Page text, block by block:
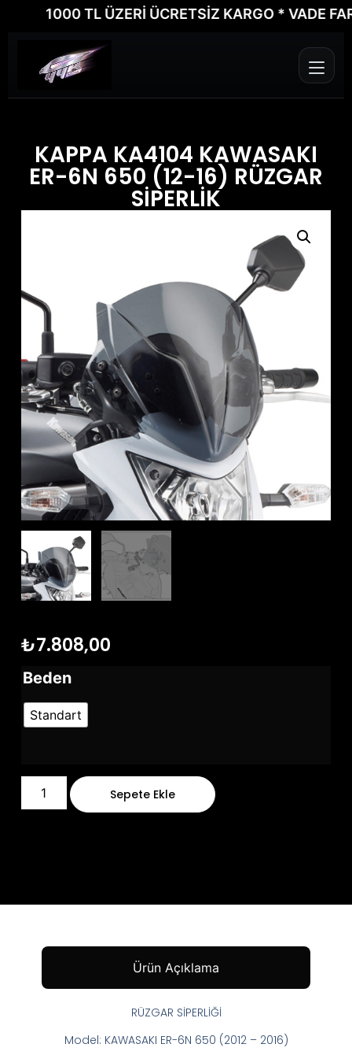
1000 TL ÜZERİ ÜCRETSİZ KARGO * VADE
KAPPA KA4104 KAWASAKI
ER-6N 650 (12-16) RÜZGAR
SİPERLİK
₺7.808,00
Beden
Standart
Sepete Ekle
Ürün Açıklama
RÜZGAR SİPERLİĞİ
Model: KAWASAKI ER-6N 650 (2012 – 2016)